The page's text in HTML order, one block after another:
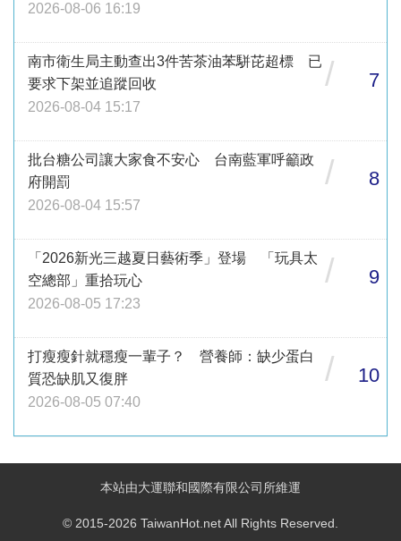
2026-08-06 16:19
南市衛生局主動查出3件苦茶油苯駢芘超標 已
要求下架並追蹤回收
2026-08-04 15:17
/ 7
批台糖公司讓大家食不安心 台南藍軍呼籲政
府開罰
2026-08-04 15:57
/ 8
「2026新光三越夏日藝術季」登場 「玩具太
空總部」重拾玩心
2026-08-05 17:23
/ 9
打瘦瘦針就穩瘦一輩子？ 營養師：缺少蛋白
質恐缺肌又復胖
2026-08-05 07:40
/ 10
本站由大運聯和國際有限公司所維運
© 2015-2026 TaiwanHot.net All Rights Reserved.